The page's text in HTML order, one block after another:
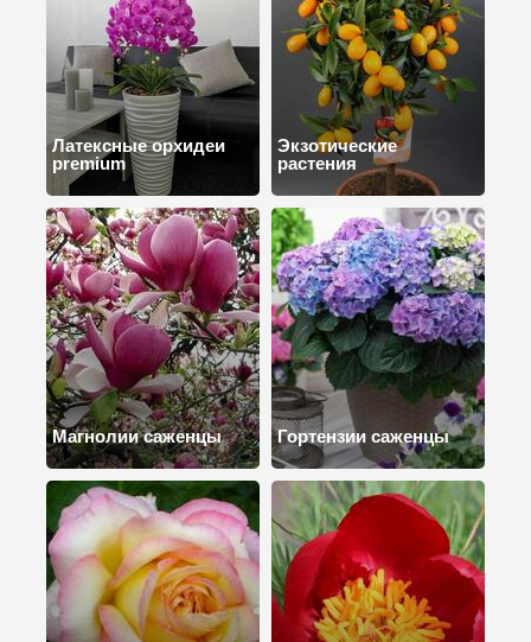
Латексные орхидеи
premium
Экзотические
растения
Магнолии саженцы Гортензии саженцы